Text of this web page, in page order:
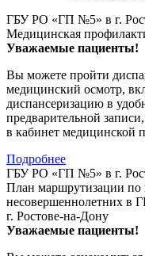
ГБУ РО «ГП №5» в г.
Медицинская
Уважаемые пациенты!
Вы можете пройти
медицинский осмотр,
диспансеризацию в
предварительной
в кабинет медицинской
Подробнее
ГБУ РО «ГП №5» в г.
План маршрутизации по
несовершеннолетних в
г. Ростове-на-Дону
Уважаемые пациенты!